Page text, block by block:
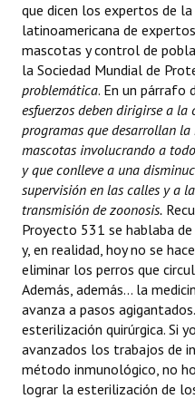
que dicen los expertos de
latinoamericana de
mascotas y control de
la Sociedad Mundial de
problemática. En un párrafo
esfuerzos deben dirigirse a
programas que desarrollan
mascotas involucrando a
y que conlleve a una
supervisión en las calles y a
transmisión de zoonosis.
Proyecto 531 se hablaba
y, en realidad, hoy no se
eliminar los perros que
Además, además... la
avanza a pasos
esterilización quirúrgica. Si
avanzados los trabajos de
método inmunológico, no
lograr la esterilización de